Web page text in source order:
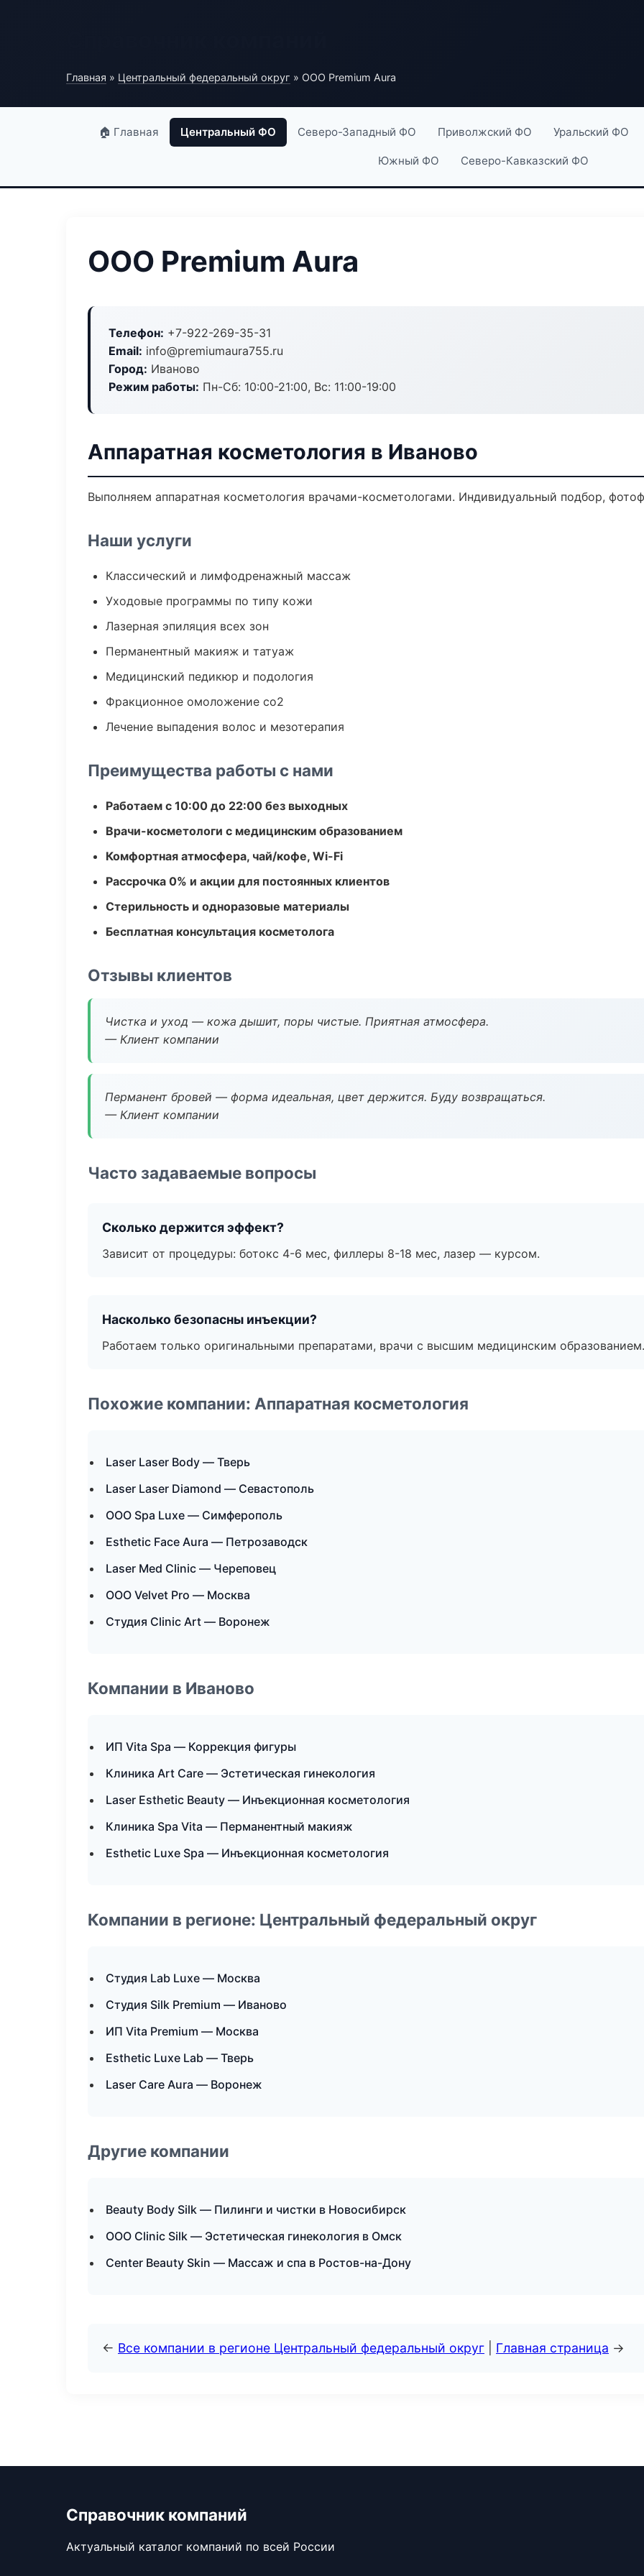
Главная » Центральный федеральный округ » ООО Premium Aura
🏠 Главная Центральный ФО Северо-Западный ФО Приволжский ФО Уральский ФО
Южный ФО Северо-Кавказский ФО
ООО Premium Aura
Телефон: +7-922-269-35-31
Email: info@premiumaura755.ru
Город: Иваново
Режим работы: Пн-Сб: 10:00-21:00, Вс: 11:00-19:00
Аппаратная косметология в Иваново
Выполняем аппаратная косметология врачами-косметологами. Индивидуальный подбор,
Наши услуги
Классический и лимфодренажный массаж
Уходовые программы по типу кожи
Лазерная эпиляция всех зон
Перманентный макияж и татуаж
Медицинский педикюр и подология
Фракционное омоложение co2
Лечение выпадения волос и мезотерапия
Преимущества работы с нами
Работаем с 10:00 до 22:00 без выходных
Врачи-косметологи с медицинским образованием
Комфортная атмосфера, чай/кофе, Wi-Fi
Рассрочка 0% и акции для постоянных клиентов
Стерильность и одноразовые материалы
Бесплатная консультация косметолога
Отзывы клиентов
Чистка и уход — кожа дышит, поры чистые. Приятная атмосфера.
— Клиент компании
Перманент бровей — форма идеальная, цвет держится. Буду возвращаться.
— Клиент компании
Часто задаваемые вопросы
Сколько держится эффект?
Зависит от процедуры: ботокс 4-6 мес, филлеры 8-18 мес, лазер — курсом.
Насколько безопасны инъекции?
Работаем только оригинальными препаратами, врачи с высшим медицинским образованием.
Похожие компании: Аппаратная косметология
Laser Laser Body — Тверь
Laser Laser Diamond — Севастополь
ООО Spa Luxe — Симферополь
Esthetic Face Aura — Петрозаводск
Laser Med Clinic — Череповец
ООО Velvet Pro — Москва
Студия Clinic Art — Воронеж
Компании в Иваново
ИП Vita Spa — Коррекция фигуры
Клиника Art Care — Эстетическая гинекология
Laser Esthetic Beauty — Инъекционная косметология
Клиника Spa Vita — Перманентный макияж
Esthetic Luxe Spa — Инъекционная косметология
Компании в регионе: Центральный федеральный округ
Студия Lab Luxe — Москва
Студия Silk Premium — Иваново
ИП Vita Premium — Москва
Esthetic Luxe Lab — Тверь
Laser Care Aura — Воронеж
Другие компании
Beauty Body Silk — Пилинги и чистки в Новосибирск
ООО Clinic Silk — Эстетическая гинекология в Омск
Center Beauty Skin — Массаж и спа в Ростов-на-Дону
← Все компании в регионе Центральный федеральный округ Главная страница →
Справочник компаний
Актуальный каталог компаний по всей России